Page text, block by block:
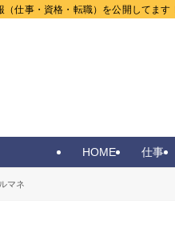
（仕事・資格・転職）を公開してます
HOME 仕事
マネ